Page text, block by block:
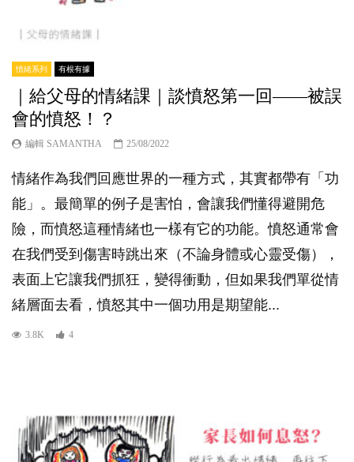
情緒系列 有根有據
｜給父母的情緒課｜談憤怒第一回——被誤
會的憤怒！？
編輯 SAMANTHA 25/08/2022
情緒作為我們回應世界的一種方式，其實都帶有「功
能」。最簡單的例子是害怕，會讓我們懂得避開危
險，而憤怒這種情緒也一樣有它的功能。憤怒通常會
在我們受到傷害時跳出來（不論身體或心靈受傷），
表面上它讓我們抓狂，變得衝動，但如果我們單從情
緒層面去看，憤怒其中一個功用是期望能...
3.8K 4